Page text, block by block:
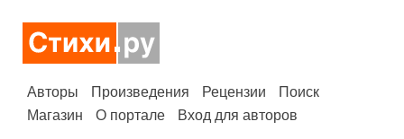
Авторы Произведения Рецензии
Поиск
Магазин
О портале Вход для авторов